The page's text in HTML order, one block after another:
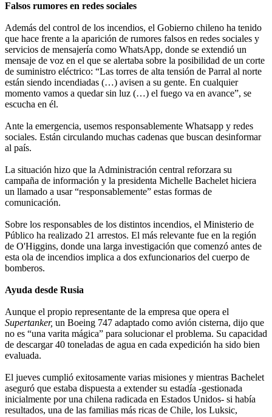
Falsos rumores en redes sociales
Además del control de los incendios, el Gobierno chileno ha tenido
que hace frente a la aparición de rumores falsos en redes sociales y
servicios de mensajería como WhatsApp, donde se extendió un
mensaje de voz en el que se alertaba sobre la posibilidad de un corte
de suministro eléctrico: “Las torres de alta tensión de Parral al norte
están siendo incendiadas (…) avisen a su gente. En cualquier
momento vamos a quedar sin luz (…) el fuego va en avance”, se
escucha en él.
Ante la emergencia, usemos responsablemente Whatsapp y redes
sociales. Están circulando muchas cadenas que buscan desinformar
al país.
La situación hizo que la Administración central reforzara su
campaña de información y la presidenta Michelle Bachelet hiciera
un llamado a usar “responsablemente” estas formas de
comunicación.
Sobre los responsables de los distintos incendios, el Ministerio de
Público ha realizado 21 arrestos. El más relevante fue en la región
de O'Higgins, donde una larga investigación que comenzó antes de
esta ola de incendios implica a dos exfuncionarios del cuerpo de
bomberos.
Ayuda desde Rusia
Aunque el propio representante de la empresa que opera el
Supertanker, un Boeing 747 adaptado como avión cisterna, dijo que
no es “una varita mágica” para solucionar el problema. Su capacidad
de descargar 40 toneladas de agua en cada expedición ha sido bien
evaluada.
El jueves cumplió exitosamente varias misiones y mientras Bachelet
aseguró que estaba dispuesta a extender su estadía -gestionada
inicialmente por una chilena radicada en Estados Unidos- si había
resultados, una de las familias más ricas de Chile, los Luksic,